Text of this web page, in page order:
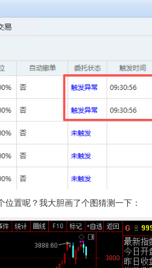
置呢？我大胆画了个图猜测一下：